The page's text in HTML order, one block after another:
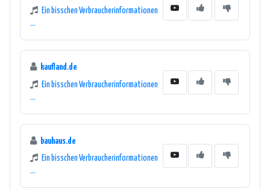
Ein bisschen Verbraucherinformationen
...
kaufland.de
Ein bisschen Verbraucherinformationen
...
bauhaus.de
Ein bisschen Verbraucherinformationen
...